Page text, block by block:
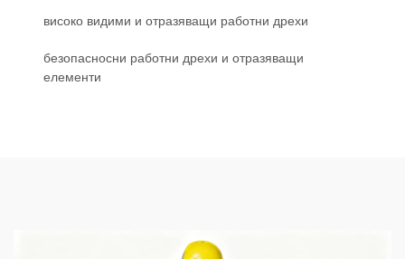
високо видими и отразяващи работни дрехи
безопасносни работни дрехи и отразяващи
елементи